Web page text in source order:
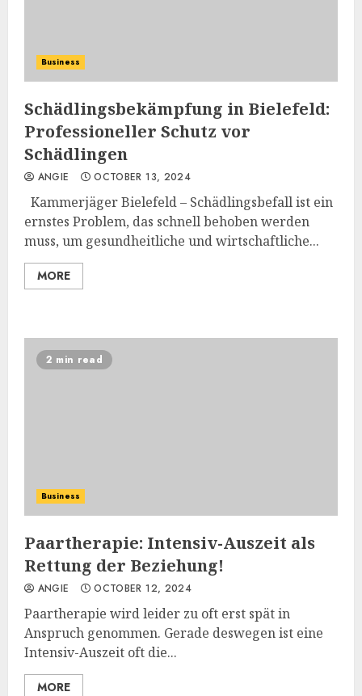
Business
Schädlingsbekämpfung in Bielefeld:
Professioneller Schutz vor
Schädlingen
ANGIE OCTOBER 13, 2024
Kammerjäger Bielefeld – Schädlingsbefall ist ein
ernstes Problem, das schnell behoben werden
muss, um gesundheitliche und wirtschaftliche...
MORE
2 min read
Business
Paartherapie: Intensiv-Auszeit als
Rettung der Beziehung!
ANGIE OCTOBER 12, 2024
Paartherapie wird leider zu oft erst spät in
Anspruch genommen. Gerade deswegen ist eine
Intensiv-Auszeit oft die...
MORE